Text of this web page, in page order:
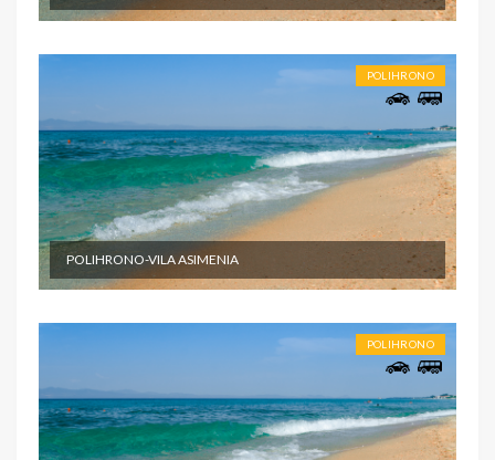
POLIHRONO
POLIHRONO-VILA ASIMENIA
POLIHRONO